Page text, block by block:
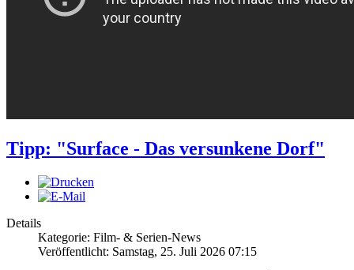
Tipp: "Surface - Das versunkene Dorf"
Details
Kategorie: Film- & Serien-News
Veröffentlicht: Samstag, 25. Juli 2026 07:15